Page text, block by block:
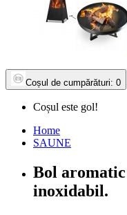
Coșul de cumpărături: 0
Coșul este gol!
Home
SAUNE
Bol
inoxidabil.